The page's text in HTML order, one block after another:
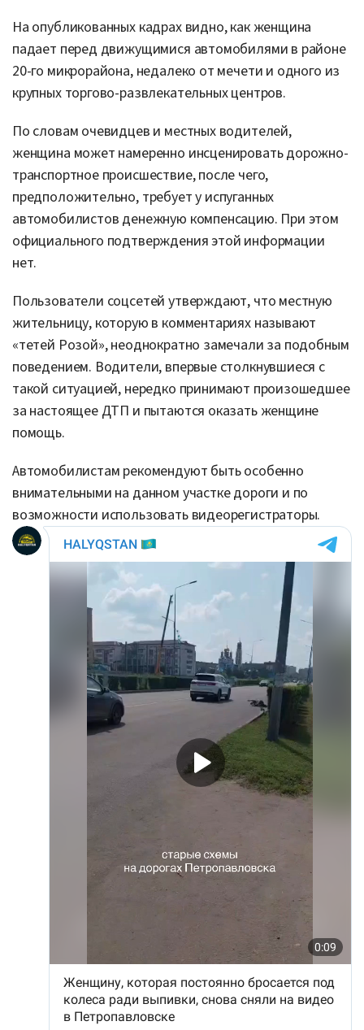
На опубликованных кадрах видно, как женщина
падает перед движущимися автомобилями в районе
20-го микрорайона, недалеко от мечети и одного из
крупных торгово-развлекательных центров.
По словам очевидцев и местных водителей,
женщина может намеренно инсценировать дорожно-
транспортное происшествие, после чего,
предположительно, требует у испуганных
автомобилистов денежную компенсацию. При этом
официального подтверждения этой информации
нет.
Пользователи соцсетей утверждают, что местную
жительницу, которую в комментариях называют
«тетей Розой», неоднократно замечали за подобным
поведением. Водители, впервые столкнувшиеся с
такой ситуацией, нередко принимают произошедшее
за настоящее ДТП и пытаются оказать женщине
помощь.
Автомобилистам рекомендуют быть особенно
внимательными на данном участке дороги и по
возможности использовать видеорегистраторы.